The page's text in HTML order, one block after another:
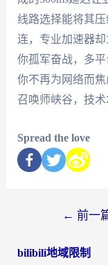
线路选择能将其
连，专业加速器
你孤军奋战，多
你不再为网络而
召唤师峡谷，技
Spread the love
← 前一
bilibili地域限制